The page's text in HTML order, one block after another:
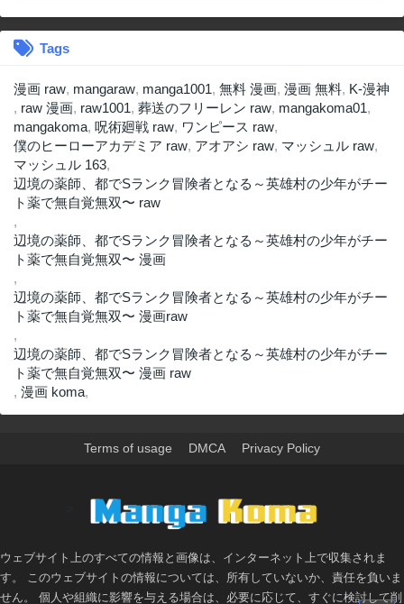
Tags
漫画 raw, mangaraw, manga1001, 無料 漫画, 漫画 無料, K-漫神
, raw 漫画, raw1001, 葬送のフリーレン raw, mangakoma01,
mangakoma, 呪術廻戦 raw, ワンピース raw,
僕のヒーローアカデミア raw, アオアシ raw, マッシュル raw,
マッシュル 163,
辺境の薬師、都でSランク冒険者となる～英雄村の少年がチー
ト薬で無自覚無双〜 raw
,
辺境の薬師、都でSランク冒険者となる～英雄村の少年がチー
ト薬で無自覚無双〜 漫画
,
辺境の薬師、都でSランク冒険者となる～英雄村の少年がチー
ト薬で無自覚無双〜 漫画raw
,
辺境の薬師、都でSランク冒険者となる～英雄村の少年がチー
ト薬で無自覚無双〜 漫画 raw
, 漫画 koma,
Terms of usage DMCA Privacy Policy
ウェブサイト上のすべての情報と画像は、インターネット上で収集されま
す。 このウェブサイトの情報については、所有していないか、責任を負いま
せん。 個人や組織に影響を与える場合は、必要に応じて、すぐに検討して削